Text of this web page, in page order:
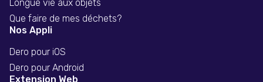
Longue vie aux objets
Que faire de mes déchets?
Nos Appli
Dero pour iOS
Dero pour Android
Extension Web